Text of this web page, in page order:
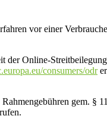
vor einer
der Online-
consumers/odr
gem.